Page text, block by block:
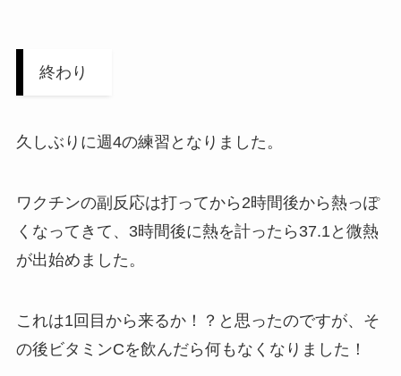
終わり
久しぶりに週4の練習となりました。
ワクチンの副反応は打ってから2時間後から熱っぽ
くなってきて、3時間後に熱を計ったら37.1と微熱
が出始めました。
これは1回目から来るか！？と思ったのですが、そ
の後ビタミンCを飲んだら何もなくなりました！